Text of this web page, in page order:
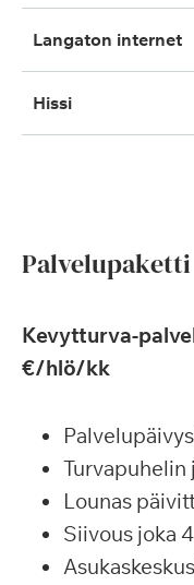
langaton internet
hissi
Palvelupaketti
Kevytturva-
€/hlö/kk
Turvapuhelin
Lounas
Siivous joka